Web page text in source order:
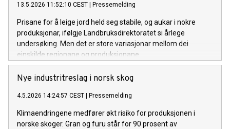
13.5.2026 11:52:10 CEST | Pressemelding
Prisane for å leige jord held seg stabile, og aukar i nokre
produksjonar, ifølgje Landbruksdirektoratet si årlege
undersøking. Men det er store variasjonar mellom dei
einskilde regionane og produksjonane.
Nye industritreslag i norsk skog
4.5.2026 14:24:57 CEST | Pressemelding
Klimaendringene medfører økt risiko for produksjonen i
norske skoger. Gran og furu står for 90 prosent av